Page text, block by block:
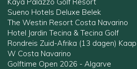
Sueno Hotels Deluxe Belek
The Westin Resort Costa Navarino
Hotel Jardin Tecina & Tecina Golf
Rondreis Zuid-Afrika (13 dagen)
W Costa Navarino
Golftime Open 2026 - Algarve